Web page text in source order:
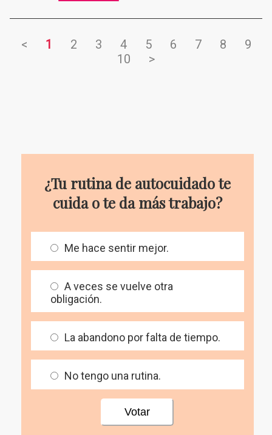
< 1 2 3 4 5 6 7 8
9
10
>
¿Tu rutina de autocuidado te
cuida o te da más trabajo?
Me hace sentir mejor.
A veces se vuelve otra
obligación.
La abandono por falta de tiempo.
No tengo una rutina.